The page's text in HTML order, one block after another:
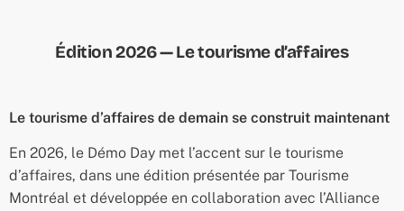
Édition 2026 — Le tourisme d’affaires
Le tourisme d’affaires de demain se construit maintenant
En 2026, le Démo Day met l’accent sur le tourisme
d’affaires, dans une édition présentée par Tourisme
Montréal et développée en collaboration avec l’Alliance